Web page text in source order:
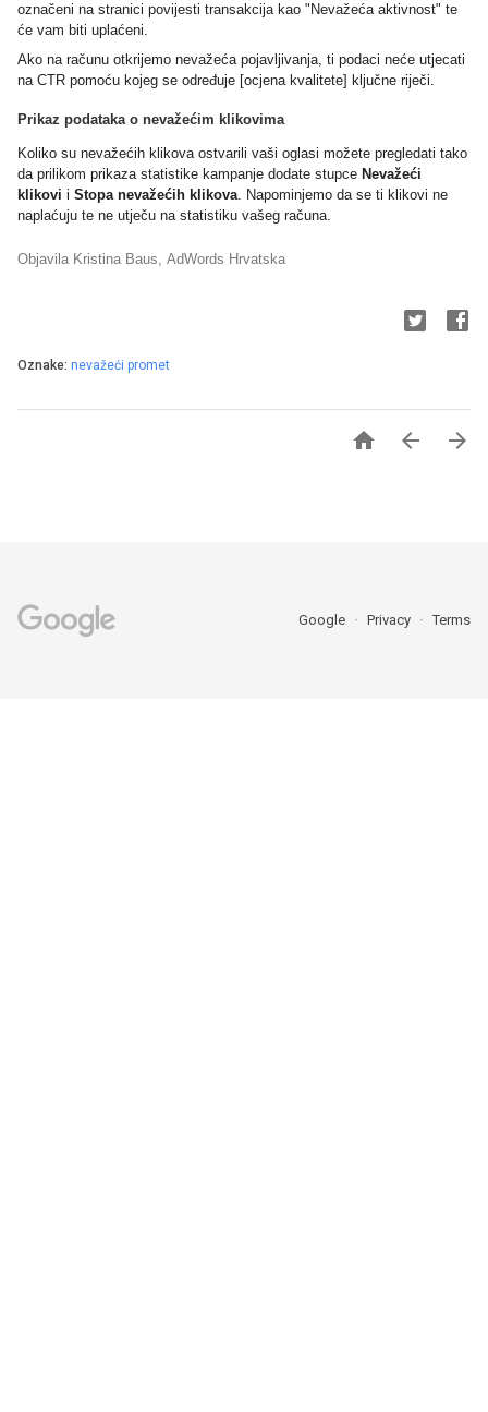
označeni na stranici povijesti transakcija kao "Nevažeća aktivnost" te
će vam biti uplaćeni.
Ako na računu otkrijemo nevažeća pojavljivanja, ti podaci neće utjecati
na CTR pomoću kojeg se određuje [ocjena kvalitete] ključne riječi.
Prikaz podataka o nevažećim klikovima
Koliko su nevažećih klikova ostvarili vaši oglasi možete pregledati tako
da prilikom prikaza statistike kampanje dodate stupce Nevažeći
klikovi i Stopa nevažećih klikova. Napominjemo da se ti klikovi ne
naplaćuju te ne utječu na statistiku vašeg računa.
Objavila Kristina Baus, AdWords Hrvatska
Oznake: nevažeći promet
  
Google Privacy Terms